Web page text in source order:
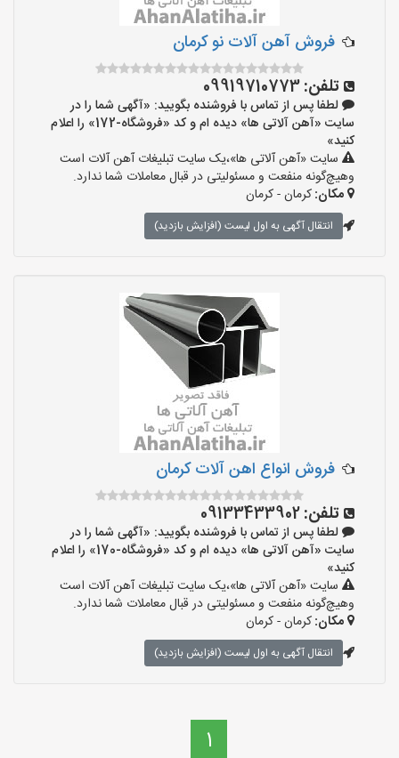
فروش آهن آلات نو کرمان
تلفن:09919710773
لطفا پس از تماس با فروشنده بگویید: «آگهی شما را در
سایت «آهن آلاتی ها» دیده ام و کد «فروشگاه-172» را اعلام
کنید»
سایت «آهن آلاتی ها»،یک سایت تبلیغات آهن آلات است
وهیچ‌گونه منفعت و مسئولیتی در قبال معاملات شما ندارد.
مکان:کرمان - کرمان
انتقال آگهی به اول لیست (افزایش بازدید)
فروش انواع اهن آلات کرمان
تلفن:09133433902
لطفا پس از تماس با فروشنده بگویید: «آگهی شما را در
سایت «آهن آلاتی ها» دیده ام و کد «فروشگاه-170» را اعلام
کنید»
سایت «آهن آلاتی ها»،یک سایت تبلیغات آهن آلات است
وهیچ‌گونه منفعت و مسئولیتی در قبال معاملات شما ندارد.
مکان:کرمان - کرمان
انتقال آگهی به اول لیست (افزایش بازدید)
1